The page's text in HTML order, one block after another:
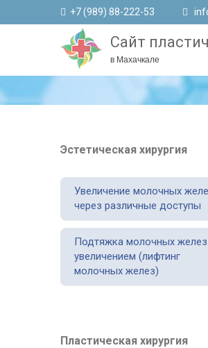
+7 (989) 88-222-53
Сайт
в Махачкале
Эстетическая хирургия
Увеличение молочных
через различные доступы
Подтяжка молочных
увеличением (лифтинг
молочных желез)
Пластическая хирургия